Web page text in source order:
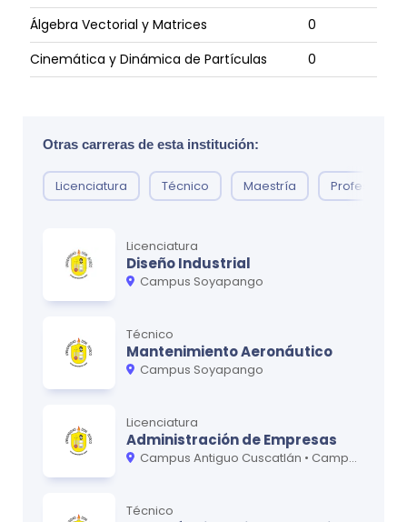
Álgebra Vectorial y Matrices
0
Cinemática y Dinámica de Partículas
0
Ciclo3
Cálculo de Varias Variables
Equilibrio de Cuerpos Rígidos
Electricidad y Magnetismo
Otras carreras de esta institución:
Licenciatura Técnico Maestría Profesorado
Licenciatura
Diseño Industrial
Campus Soyapango
Técnico
Mantenimiento Aeronáutico
Campus Soyapango
Licenciatura
Administración de Empresas
Campus Antiguo Cuscatlán • Campus Soyapango • UDB Virtual
Técnico